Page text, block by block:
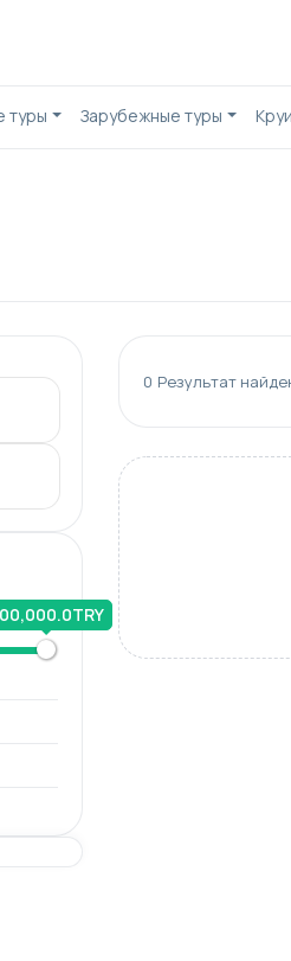
туры Зарубежные туры
0 Результат